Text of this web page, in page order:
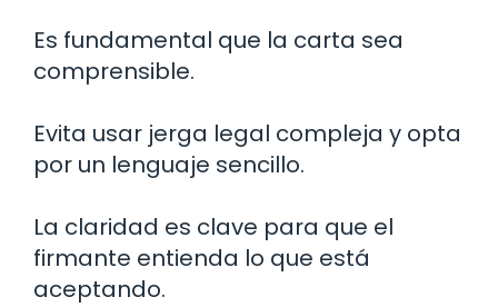
Es fundamental que la carta sea
comprensible.
Evita usar jerga legal compleja y opta
por un lenguaje sencillo.
La claridad es clave para que el
firmante entienda lo que está
aceptando.